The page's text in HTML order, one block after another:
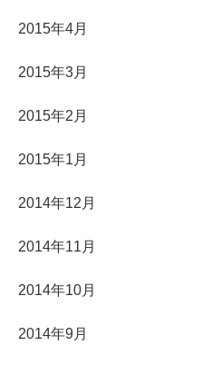
2015年4月
2015年3月
2015年2月
2015年1月
2014年12月
2014年11月
2014年10月
2014年9月